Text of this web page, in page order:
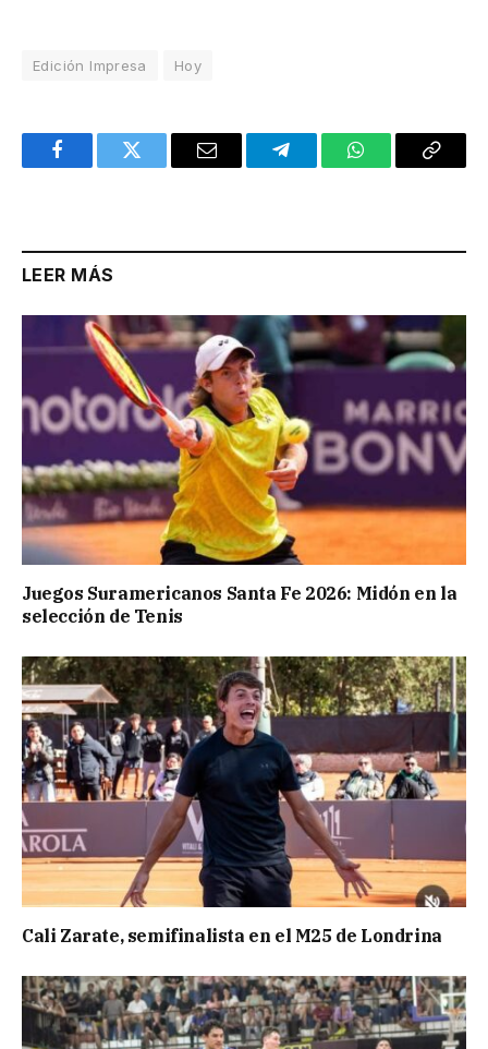
Edición Impresa Hoy
FacebookTwitter Email TelegramWhatsAppCopy
LEER MÁS
Juegos Suramericanos Santa Fe 2026: Midón en la
selección de Tenis
Cali Zarate, semifinalista en el M25 de Londrina